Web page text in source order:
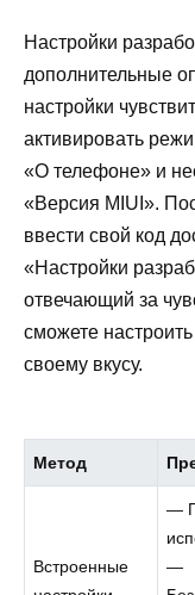
Настройки
дополнительные
настройки
активировать
«О телефоне» и
«Версия MIUI».
ввести свой код
«Настройки
отвечающий за
сможете
своему вкусу.
Метод
Встроенные
—
—